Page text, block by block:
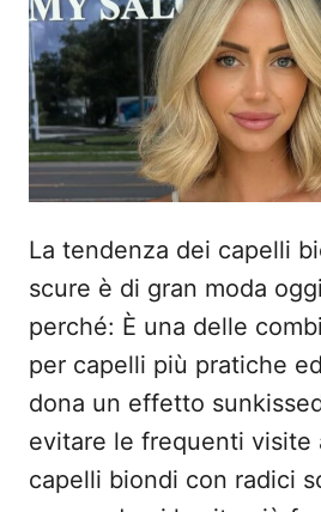
t
o
s
u
La tendenza dei capelli
scure è di gran moda
perché: È una delle
per capelli più pratiche
dona un effetto
evitare le frequenti visite
capelli biondi con radici